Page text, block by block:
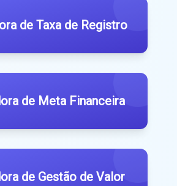
de Taxa de Registro
de Meta Financeira
de Gestão de Valor